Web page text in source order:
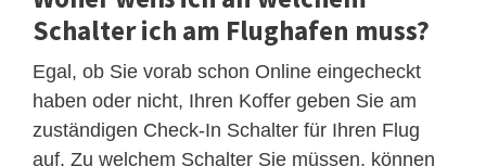
Schalter ich am Flughafen muss?
Egal, ob Sie vorab schon Online eingecheckt
haben oder nicht, Ihren Koffer geben Sie am
zuständigen Check-In Schalter für Ihren Flug
auf. Zu welchem Schalter Sie müssen, können